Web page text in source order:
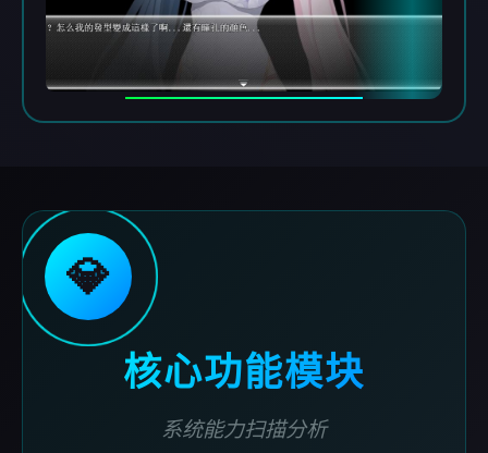
💎
核心功能模块
系统能力扫描分析